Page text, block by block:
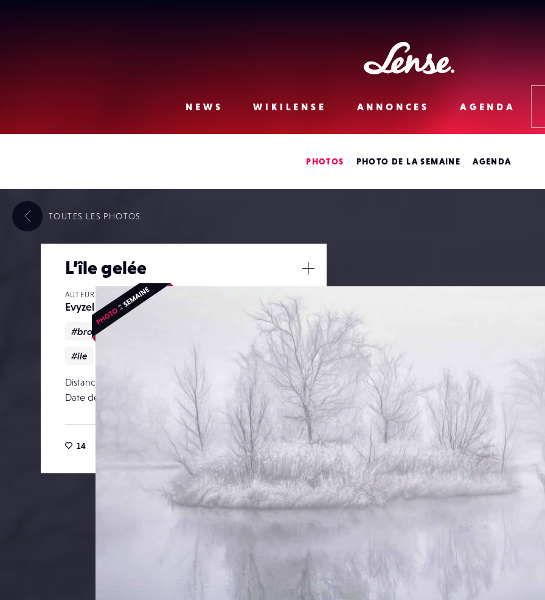
Lense
NEWS
WIKILENSE ANNONCES AGENDA
PHOTOS PHOTO DE LA SEMAINE AGENDA
L’île gelée
AUTEUR
Evyzel
#brouillard #hiver
#ile
Distance focale
0 mm
Date de publication
14 janvier 2023
14
/
TOUTES LES PHOTOS